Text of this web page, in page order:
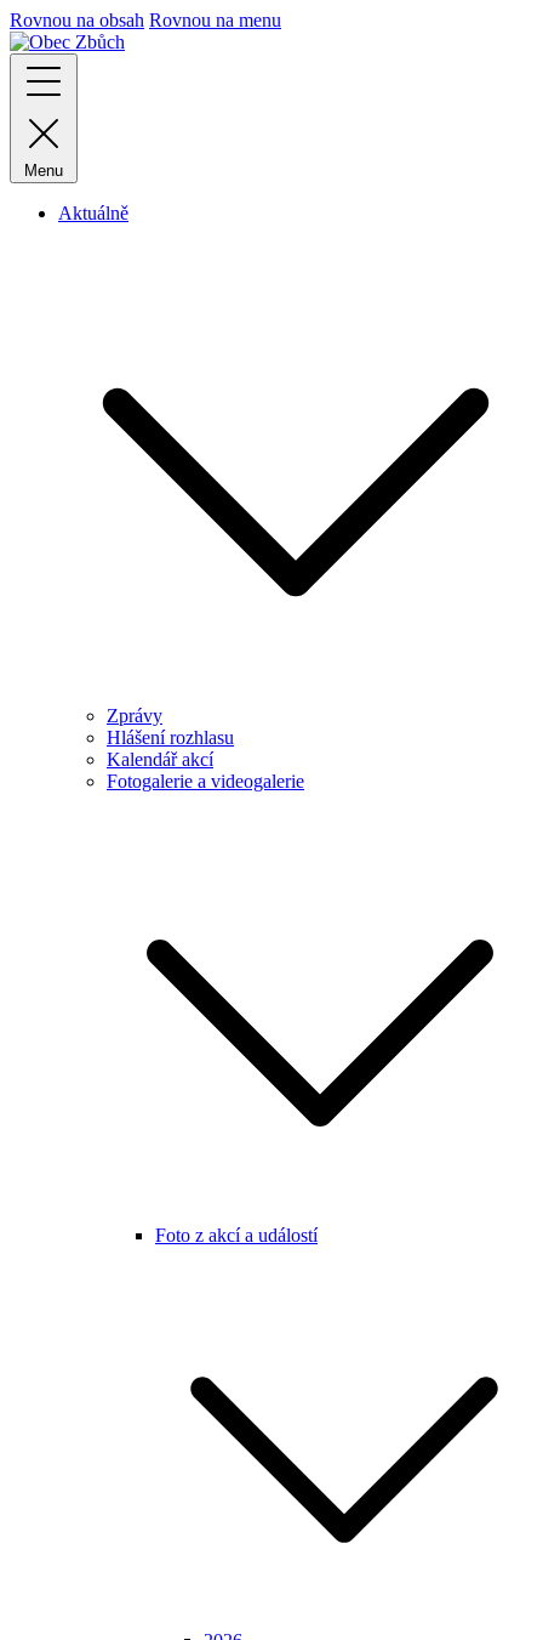
Rovnou na obsah Rovnou na menu
Menu
Aktuálně
Zprávy
Hlášení rozhlasu
Kalendář akcí
Fotogalerie a videogalerie
Foto z akcí a událostí